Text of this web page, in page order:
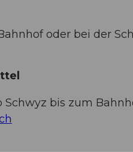
oder bei der
Schwyz bis zum